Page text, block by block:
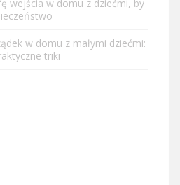
wejścia w domu z dziećmi, by
w domu z małymi dziećmi:
triki